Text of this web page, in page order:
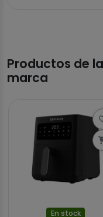
Productos de
marca
En stock